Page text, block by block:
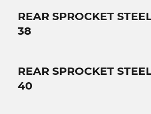
REAR SPROCKET
38
REAR SPROCKET
40